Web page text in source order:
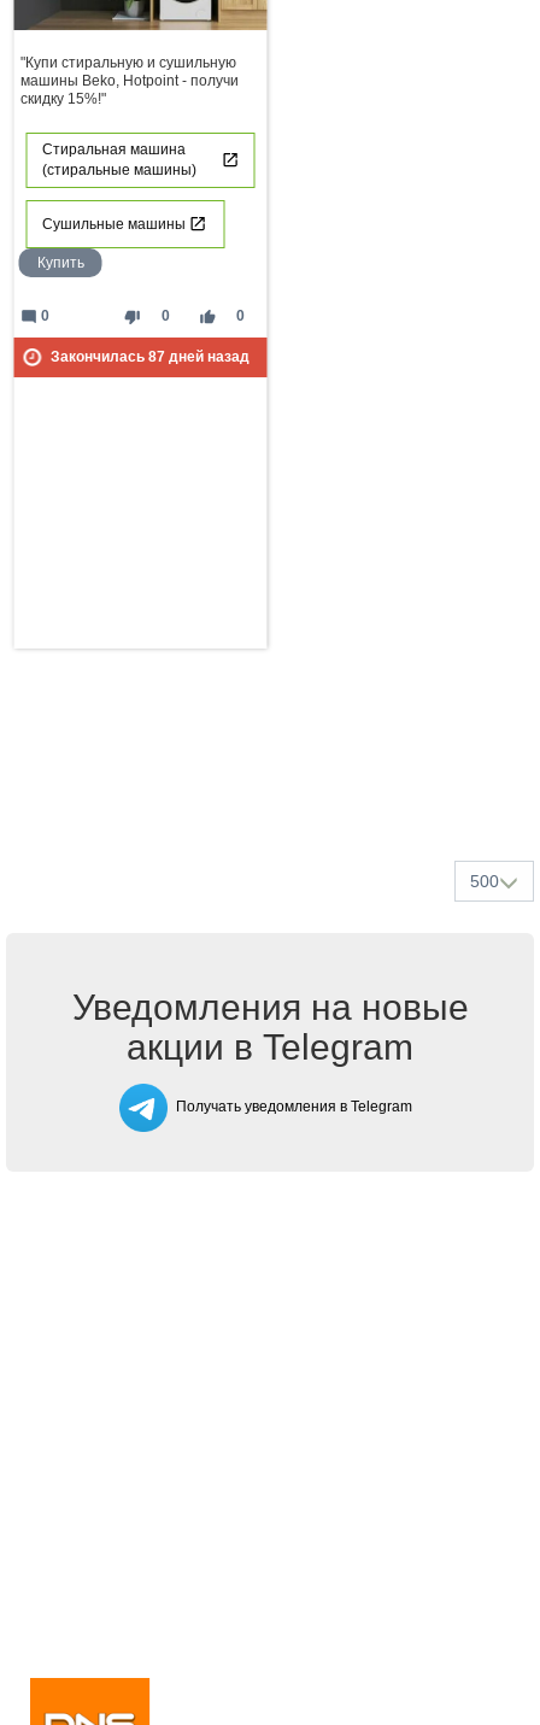
"Купи стиральную и сушильную
машины Beko, Hotpoint - получи
скидку 15%!"
Стиральная машина
(стиральные машины)
Сушильные машины
Купить
thumb_down 0 thumb_up 0
mode_comment 0
Закончилась 87дней назад
500
Уведомления на новые
акции в Telegram
Получать уведомления в Telegram